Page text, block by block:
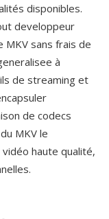
disponibles.
developpeur
sans frais de
à
de streaming et
de codecs
MKV le
haute qualité,